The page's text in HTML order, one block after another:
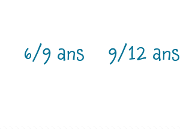
6/9 ans 9/12 ans